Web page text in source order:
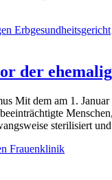
Erbgesundheitsgericht
der
Mit dem am 1.
sterilisiert
Frauenklinik